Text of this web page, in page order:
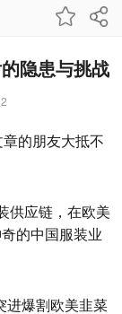
隐患与挑战
的朋友大抵不
供应链，在欧美
的中国服装业
进爆割欧美韭菜